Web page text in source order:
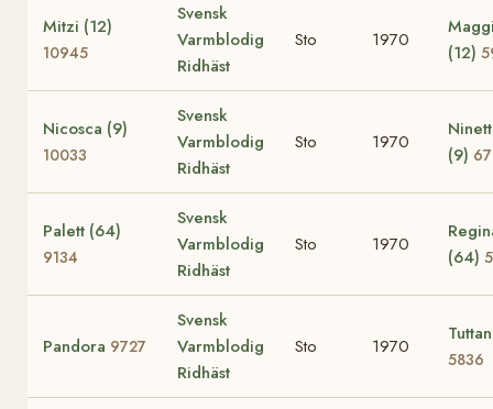
Mitzi (12)
10945
Svensk
Varmblodig
Ridhäst
Sto 1970
(12)
Nicosca (9)
10033
Svensk
Varmblodig
Ridhäst
Sto 1970
(9)
Palett (64)
9134
Svensk
Varmblodig
Ridhäst
Sto 1970
(64)
Pandora 9727
Svensk
Varmblodig
Ridhäst
Sto 1970
Tuttan
5836